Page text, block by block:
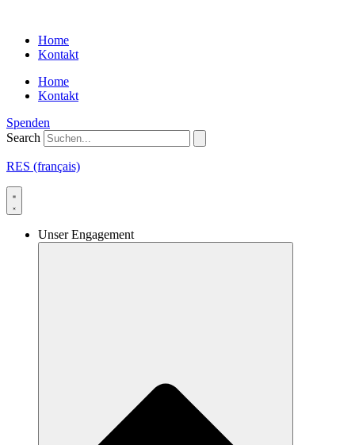
contentHome
Kontakt
Home
Kontakt
Spenden
Search
RES (français)
Unser Engagement